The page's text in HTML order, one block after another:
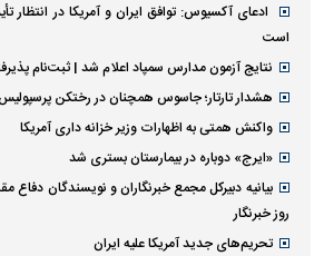
ادعای آکسیوس: توافق ایران و آمریکا در انتظار
است
نتایج آزمون مدارس سمپاد اعلام شد | ثبت‌نام
هشدار تارتار؛ جاسوس همچنان در رختکن
واکنش همتی به اظهارات وزیر خزانه داری آمریکا
«ایرج» دوباره در بیمارستان بستری شد
بیانیه دبیرکل مجمع خبرنگاران و نویسندگان
روز خبرنگار
تحریم‌های جدید آمریکا علیه ایران